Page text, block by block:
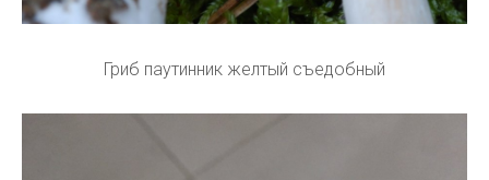
Гриб паутинник желтый съедобный